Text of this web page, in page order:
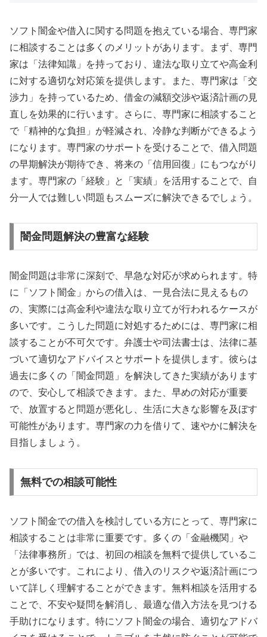
ソフト闇金や借入に関する問題を抱えている場合、専門家
に相談することは多くのメリットがあります。まず、専門
家は「法律知識」を持っており、違法な取り立てや高金利
に対する適切な対応策を提供します。また、専門家は「交
渉力」を持っているため、借金の減額交渉や返済計画の見
直しを効果的に行います。さらに、専門家に相談すること
で「精神的な負担」が軽減され、冷静な判断ができるよう
になります。専門家のサポートを受けることで、借入問題
の早期解決が期待でき、将来の「信用回復」にもつながり
ます。専門家の「経験」と「実績」を活用することで、自
分一人では難しい問題もスムーズに解決できるでしょう。
闇金問題解決の豊富な経験
闇金問題は非常に深刻で、早急な対応が求められます。特
に「ソフト闇金」からの借入は、一見合法に見えるもの
の、実際には高金利や違法な取り立てが行われるケースが
多いです。こうした問題に対処するためには、専門家に相
談することが不可欠です。弁護士や司法書士は、法律に基
づいて適切なアドバイスとサポートを提供します。彼らは
過去に多くの「闇金問題」を解決してきた実績があります
ので、安心して相談できます。また、早めの対応が重要
で、放置すると問題が悪化し、生活に大きな影響を及ぼす
可能性があります。専門家の力を借りて、速やかに解決を
目指しましょう。
無料での相談可能性
ソフト闇金での借入を検討している方にとって、専門家に
相談することは非常に重要です。多くの「金融機関」や
「法律事務所」では、初回の相談を無料で提供しているこ
とが多いです。これにより、借入のリスクや返済計画につ
いて詳しく理解することができます。無料相談を活用する
ことで、不安や疑問を解消し、最適な借入方法を見つける
手助けになります。特にソフト闇金の場合、適切なアドバ